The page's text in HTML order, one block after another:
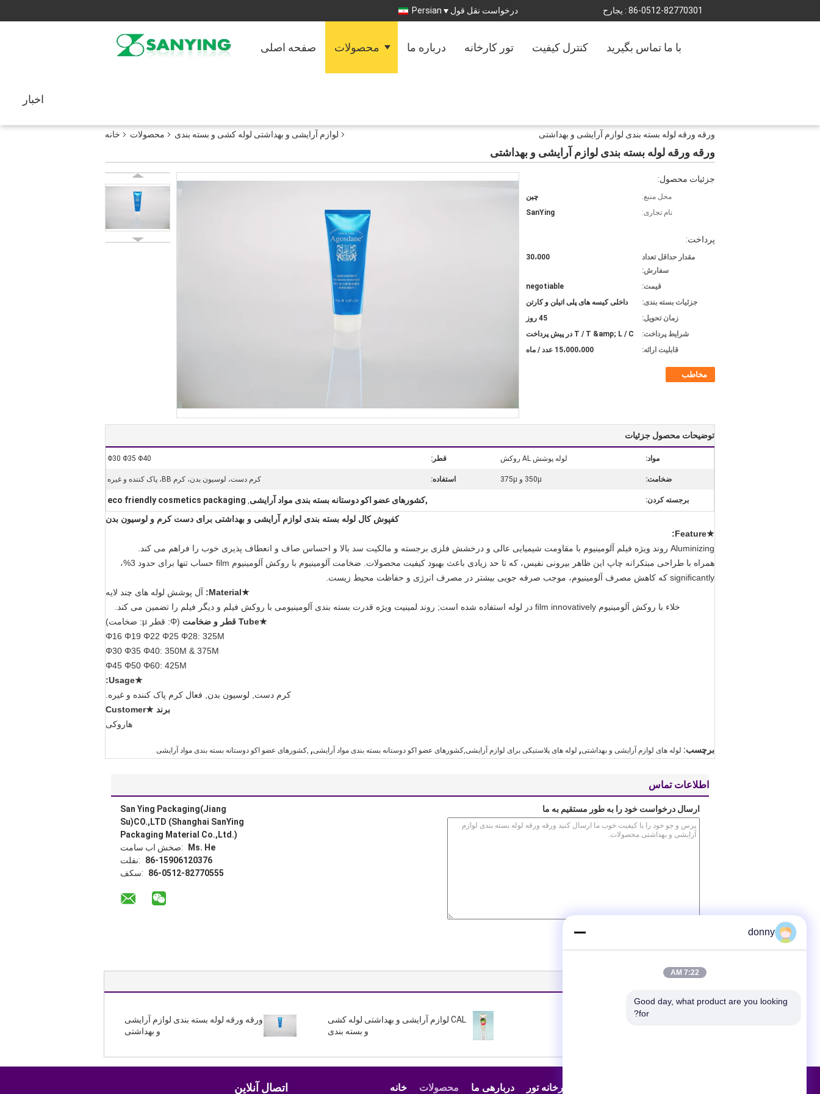
حراجی : 86-0512-82770301 درخواست نقل قول Persian
صفحه اصلی محصولات درباره ما تور کارخانه کنترل کیفیت با ما تماس بگیرید
اخبار
خانه محصولات لوازم آرایشی و بهداشتی لوله کشی و بسته بندی ورقه ورقه لوله بسته بندی لوازم آرایشی و بهداشتی
ورقه ورقه لوله بسته بندی لوازم آرایشی و بهداشتی
جزئیات محصول:
محل منبع:
چین
نام تجاری:
SanYing
پرداخت:
مقدار حداقل تعداد
سفارش:
30،000
قیمت:
negotiable
جزئیات بسته بندی:
داخلی کیسه های پلی اتیلن و کارتن
زمان تحویل:
45 روز
شرایط پرداخت:
T / T &amp; L / C در پیش پرداخت
قابلیت ارائه:
15،000،000 عدد / ماه
مخاطب
توضیحات محصول جزئیات
مواد: لوله پوشش AL روکش قطر: Φ30 Φ35 Φ40
ضخامت: 350μ و 375μ استفاده: کرم دست، لوسیون بدن، کرم BB، پاک کننده و غیره
برجسته کردن: ,کشورهای عضو اکو دوستانه بسته بندی مواد آرایشی,
eco friendly cosmetics packaging
کفپوش کال لوله بسته بندی لوازم آرایشی و بهداشتی برای دست کرم و لوسیون بدن
★Feature:
Aluminizing روند ویژه فیلم آلومینیوم با مقاومت شیمیایی عالی و درخشش فلزی برجسته و مالکيت سد بالا و احساس صاف و انعطاف پذیری خوب را فراهم می کند.
همراه با طراحی مبتکرانه چاپ این ظاهر بیرونی نفیس، که تا حد زیادی باعث بهبود کیفیت محصولات. ضخامت آلومینیوم با روکش آلومینیوم ﬁlm حساب تنها برای حدود 3%،
signiﬁcantly که کاهش مصرف آلومینیوم، موجب صرفه جویی بیشتر در مصرف انرژی و حفاظت محیط زیست.
★Material:
آل پوشش لوله های چند لایه
خلاء با روکش آلومینیوم ﬁlm innovatively در لوله استفاده شده است; روند لمینیت ویژه قدرت بسته بندی آلومینیومی با روکش فیلم و دیگر فیلم را تضمین می کند.
★Tube قطر و ضخامت
(Φ: قطر μ: ضخامت)
Φ16 Φ19 Φ22 Φ25 Φ28: 325Μ
Φ30 Φ35 Φ40: 350Μ & 375Μ
Φ45 Φ50 Φ60: 425Μ
★Usage:
کرم دست, لوسیون بدن, فعال کرم پاک کننده و غیره.
برند ★Customer
هاروکی
برچسب: لوله های لوازم آرایشی و بهداشتی, لوله های پلاستیکی برای لوازم آرایشی,کشورهای عضو اکو دوستانه بسته بندی مواد آرایشی, ,کشورهای عضو اکو دوستانه بسته بندی مواد آرایشی
اطلاعات تماس
San Ying Packaging(Jiang
Su)CO.,LTD (Shanghai SanYing
Packaging Material Co.,Ltd.)
تماس با شخص:
Ms. He
تلفن:
86-15906120376
فکس:
86-0512-82770555
ارسال درخواست خود را به طور مستقیم به ما
ورقه ورقه لوله بسته بندی لوازم آرایشی
و بهداشتی
CAL لوازم آرایشی و بهداشتی لوله کشی
و بسته بندی
اتصال آنلاین کارخانه تور دربارهی ما محصولات خانه
donny
7:22 AM
Good day, what product are you looking
for?